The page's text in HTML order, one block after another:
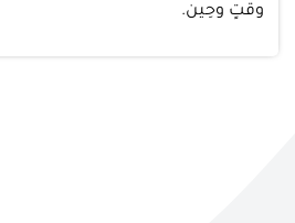
وقتٍ وحِين.